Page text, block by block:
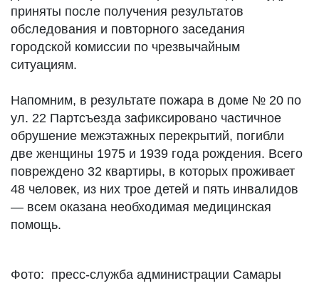
приняты после получения результатов
обследования и повторного заседания
городской комиссии по чрезвычайным
ситуациям.
Напомним, в результате пожара в доме № 20 по
ул. 22 Партсъезда зафиксировано частичное
обрушение межэтажных перекрытий, погибли
две женщины 1975 и 1939 года рождения. Всего
повреждено 32 квартиры, в которых проживает
48 человек, из них трое детей и пять инвалидов
— всем оказана необходимая медицинская
помощь.
Фото: пресс-служба администрации Самары